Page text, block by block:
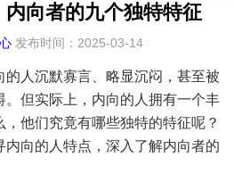
向者的九个独特特征
发布时间：2025-03-14
人沉默寡言、略显沉闷，甚至被
。但实际上，内向的人拥有一个丰
他们究竟有哪些独特的特征呢？
向的人特点，深入了解内向者的